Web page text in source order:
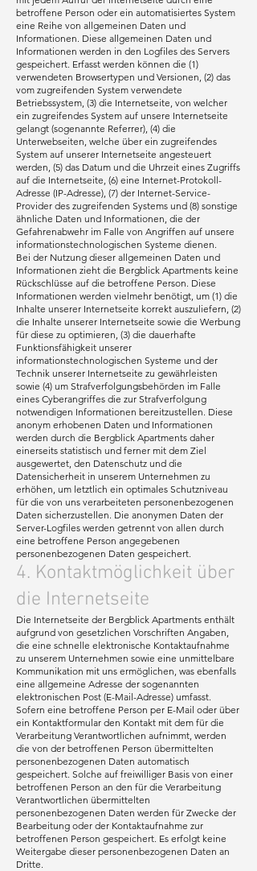
betroffene Person oder ein automatisiertes System
eine Reihe von allgemeinen Daten und
Informationen. Diese allgemeinen Daten und
Informationen werden in den Logfiles des Servers
gespeichert. Erfasst werden können die (1)
verwendeten Browsertypen und Versionen, (2) das
vom zugreifenden System verwendete
Betriebssystem, (3) die Internetseite, von welcher
ein zugreifendes System auf unsere Internetseite
gelangt (sogenannte Referrer), (4) die
Unterwebseiten, welche über ein zugreifendes
System auf unserer Internetseite angesteuert
werden, (5) das Datum und die Uhrzeit eines Zugriffs
auf die Internetseite, (6) eine Internet-Protokoll-
Adresse (IP-Adresse), (7) der Internet-Service-
Provider des zugreifenden Systems und (8) sonstige
ähnliche Daten und Informationen, die der
Gefahrenabwehr im Falle von Angriffen auf unsere
informationstechnologischen Systeme dienen.
Bei der Nutzung dieser allgemeinen Daten und
Informationen zieht die Bergblick Apartments keine
Rückschlüsse auf die betroffene Person. Diese
Informationen werden vielmehr benötigt, um (1) die
Inhalte unserer Internetseite korrekt auszuliefern, (2)
die Inhalte unserer Internetseite sowie die Werbung
für diese zu optimieren, (3) die dauerhafte
Funktionsfähigkeit unserer
informationstechnologischen Systeme und der
Technik unserer Internetseite zu gewährleisten
sowie (4) um Strafverfolgungsbehörden im Falle
eines Cyberangriffes die zur Strafverfolgung
notwendigen Informationen bereitzustellen. Diese
anonym erhobenen Daten und Informationen
werden durch die Bergblick Apartments daher
einerseits statistisch und ferner mit dem Ziel
ausgewertet, den Datenschutz und die
Datensicherheit in unserem Unternehmen zu
erhöhen, um letztlich ein optimales Schutzniveau
für die von uns verarbeiteten personenbezogenen
Daten sicherzustellen. Die anonymen Daten der
Server-Logfiles werden getrennt von allen durch
eine betroffene Person angegebenen
personenbezogenen Daten gespeichert.
4. Kontaktmöglichkeit über
die Internetseite
Die Internetseite der Bergblick Apartments enthält
aufgrund von gesetzlichen Vorschriften Angaben,
die eine schnelle elektronische Kontaktaufnahme
zu unserem Unternehmen sowie eine unmittelbare
Kommunikation mit uns ermöglichen, was ebenfalls
eine allgemeine Adresse der sogenannten
elektronischen Post (E-Mail-Adresse) umfasst.
Sofern eine betroffene Person per E-Mail oder über
ein Kontaktformular den Kontakt mit dem für die
Verarbeitung Verantwortlichen aufnimmt, werden
die von der betroffenen Person übermittelten
personenbezogenen Daten automatisch
gespeichert. Solche auf freiwilliger Basis von einer
betroffenen Person an den für die Verarbeitung
Verantwortlichen übermittelten
personenbezogenen Daten werden für Zwecke der
Bearbeitung oder der Kontaktaufnahme zur
betroffenen Person gespeichert. Es erfolgt keine
Weitergabe dieser personenbezogenen Daten an
Dritte.